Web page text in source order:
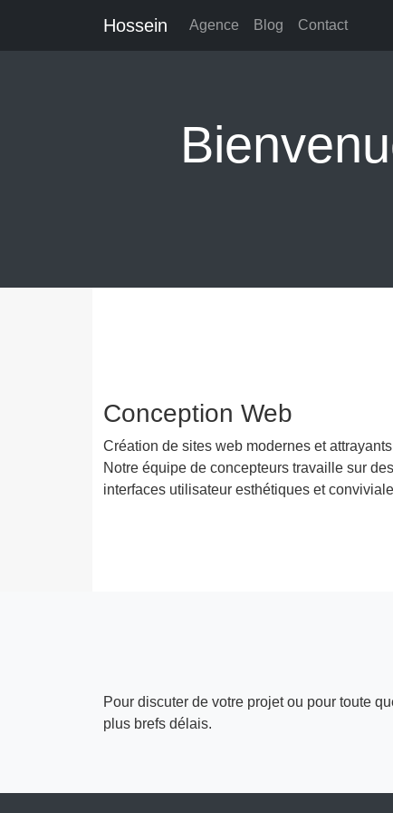
Hossein Agence Blog Contact
Conception Web
Création de sites web modernes et
Notre équipe de concepteurs travaille sur des
interfaces utilisateur esthétiques et
Pour discuter de votre projet ou pour toute
plus brefs délais.